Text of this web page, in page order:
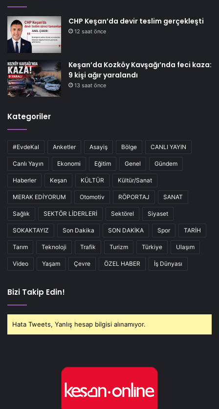
CHP Keşan’da devir teslim gerçekleşti
12 saat önce
Keşan’da Kozköy Kavşağı’nda feci kaza:
9 kişi ağır yaralandı
13 saat önce
Kategoriler
#EvdeKal Anketler Asayiş Bölge CANLI YAYIN
Canlı Yayın Ekonomi Eğitim Genel Gündem
Haberler Keşan KÜLTÜR Kültür/Sanat
MERAK EDİYORUM Otomotiv RÖPORTAJ SANAT
Sağlık SEKTÖR LİDERLERİ Sektörel Siyaset
SOKAKTAYIZ Son Dakika SON DAKİKA Spor TARİH
Tarım Teknoloji Trafik Turizm Türkiye Ulaşım
Video Yaşam Çevre ÖZEL HABER İş Dünyası
Bizi Takip Edin!
Hata Tweets, Yanlış hesap bilgisi alınamıyor.